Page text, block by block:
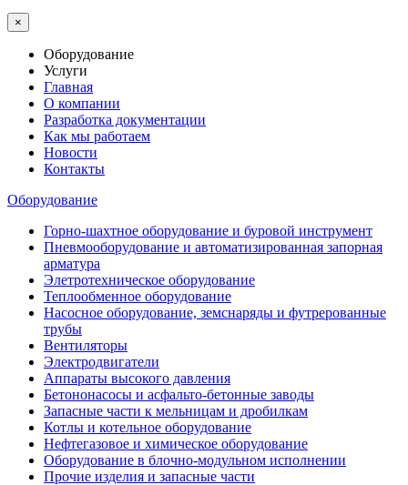
×
Оборудование
Услуги
Главная
О компании
Разработка документации
Как мы работаем
Новости
Контакты
Оборудование
Горно-шахтное оборудование и буровой инструмент
Пневмооборудование и автоматизированная запорная
арматура
Элетротехническое оборудование
Теплообменное оборудование
Насосное оборудование, земснаряды и футрерованные
трубы
Вентиляторы
Электродвигатели
Аппараты высокого давления
Бетононасосы и асфальто-бетонные заводы
Запасные части к мельницам и дробилкам
Котлы и котельное оборудование
Нефтегазовое и химическое оборудование
Оборудование в блочно-модульном исполнении
Прочие изделия и запасные части